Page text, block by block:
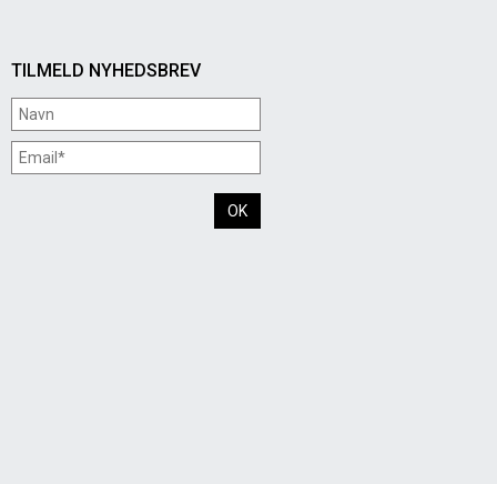
TILMELD NYHEDSBREV